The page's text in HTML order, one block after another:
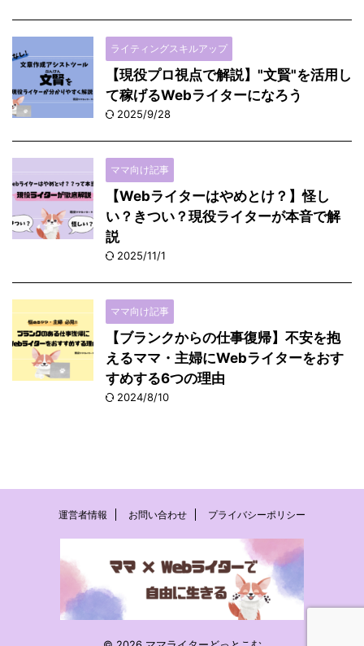
ライティングスキルアップ
【現役プロ視点で解説】"文賢"を活用し
て稼げるWebライターになろう
2025/9/28
ママ向け記事
【Webライターはやめとけ？】怪し
い？きつい？現役ライターが本音で解
説
2025/11/1
ママ向け記事
【ブランクからの仕事復帰】不安を抱
えるママ・主婦にWebライターをおす
すめする6つの理由
2024/8/10
運営者情報 お問い合わせ プライバシーポリシー